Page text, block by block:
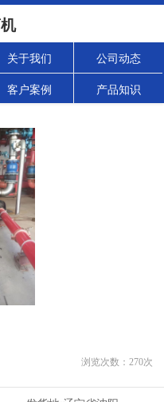
关于我们 公司动态
客户案例 产品知识
浏览次数： 270次